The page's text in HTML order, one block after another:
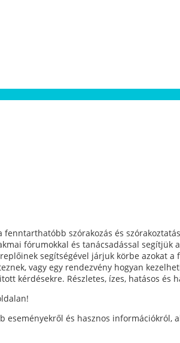
szórakozás és
fórumokkal és tanácsadással segítjük
segítségével járjuk körbe azokat
vagy egy rendezvény hogyan
kérdésekre. Részletes, ízes, hatásos és
és hasznos információkról,